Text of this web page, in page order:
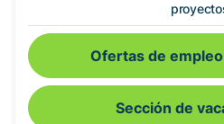
Ofertas de
Sección de